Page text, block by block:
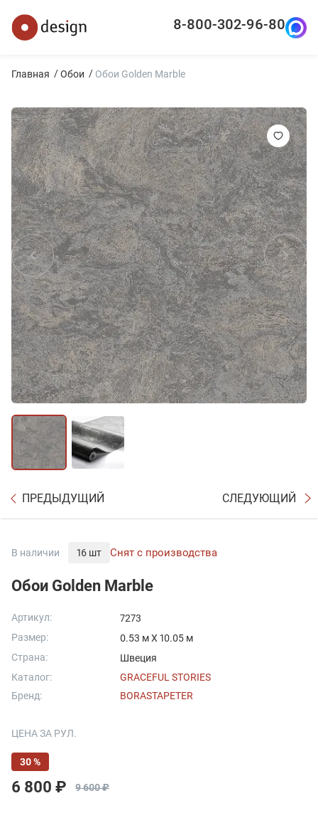
8-800-302-96-80
Главная Обои Обои Golden Marble
ПРЕДЫДУЩИЙ СЛЕДУЮЩИЙ
В наличии 16 шт Снят с производства
Обои Golden Marble
Артикул:
7273
Размер:
0.53 м X 10.05 м
Страна:
Швеция
Каталог:
GRACEFUL STORIES
Бренд:
BORASTAPETER
ЦЕНА ЗА РУЛ.
30 %
6 800 ₽ 9 600 ₽